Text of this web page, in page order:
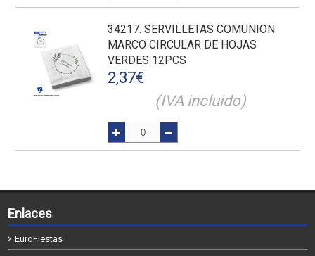
34217: SERVILLETAS COMUNION
MARCO CIRCULAR DE HOJAS
VERDES 12PCS
2,37€
(IVA incluido)
Enlaces
EuroFiestas